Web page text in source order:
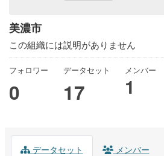
美濃市
この組織には説明がありません
フォロワー
0
データセット
17
メンバー
1
データセット メンバー